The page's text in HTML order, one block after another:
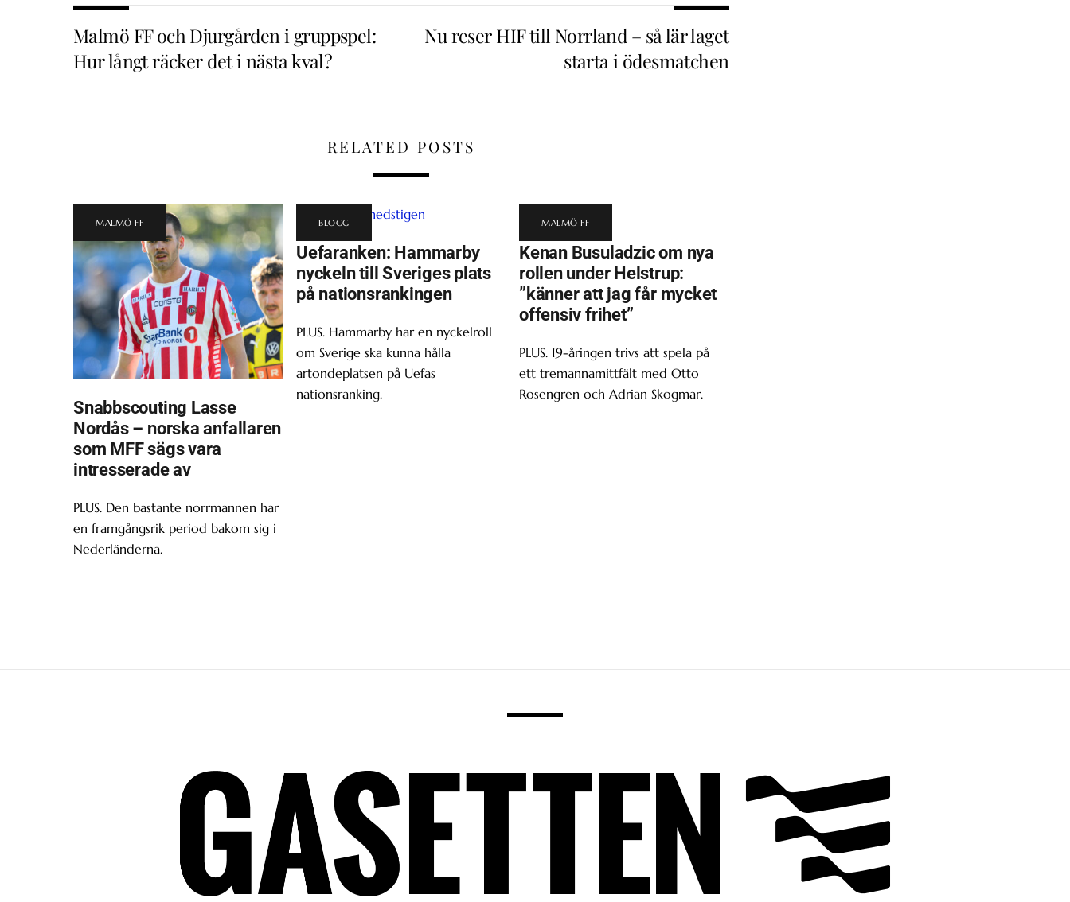
Malmö FF och Djurgården i gruppspel:
Hur långt räcker det i nästa kval?
Nu reser HIF till Norrland – så lär laget
starta i ödesmatchen
RELATED POSTS
MALMÖ FF
Snabbscouting Lasse
Nordås – norska anfallaren
som MFF sägs vara
intresserade av
PLUS. Den bastante norrmannen har
en framgångsrik period bakom sig i
Nederländerna.
BLOGG
Uefaranken: Hammarby
nyckeln till Sveriges plats
på nationsrankingen
PLUS. Hammarby har en nyckelroll
om Sverige ska kunna hålla
artondeplatsen på Uefas
nationsranking.
MALMÖ FF
Kenan Busuladzic om nya
rollen under Helstrup:
”känner att jag får mycket
offensiv frihet”
PLUS. 19-åringen trivs att spela på
ett tremannamittfält med Otto
Rosengren och Adrian Skogmar.